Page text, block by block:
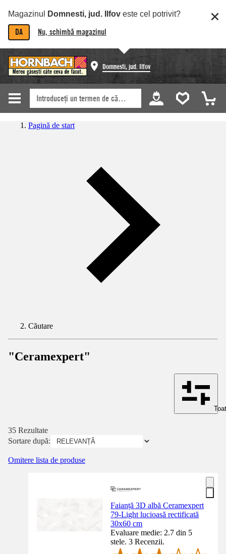
Magazinul Domnesti, jud. Ilfov este cel potrivit?
DA Nu, schimbă magazinul
Domnesti, jud. Ilfov
Pagină de start
Căutare
"Ceramexpert"
35 Rezultate
Sortare după:
Omitere lista de produse
Faianță 3D albă Ceramexpert
79-Light lucioasă rectificată
30x60 cm
Evaluare medie: 2.7 din 5
stele. 3 Recenzii.